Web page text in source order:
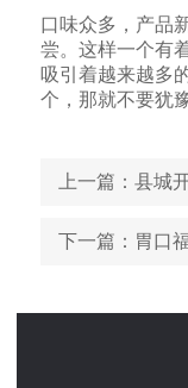
口味众多，产品
尝。这样一个有
吸引着越来越多
个，那就不要犹
上一篇 ：县城开
下一篇 ：胃口福